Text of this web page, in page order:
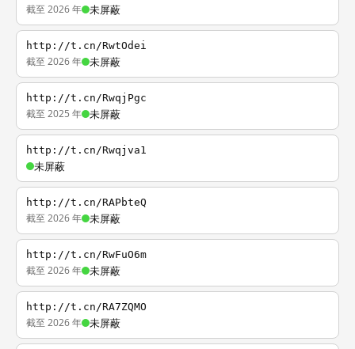
截至 2026 年 未屏蔽
http://t.cn/RwtOdei
截至 2026 年 未屏蔽
http://t.cn/RwqjPgc
截至 2025 年 未屏蔽
http://t.cn/Rwqjva1
未屏蔽
http://t.cn/RAPbteQ
截至 2026 年 未屏蔽
http://t.cn/RwFuO6m
截至 2026 年 未屏蔽
http://t.cn/RA7ZQMO
截至 2026 年 未屏蔽